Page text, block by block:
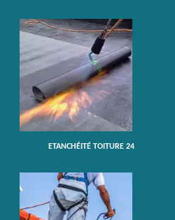
ETANCHÉITÉ TOITURE 24